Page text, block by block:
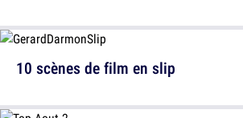
10 scènes de film en slip